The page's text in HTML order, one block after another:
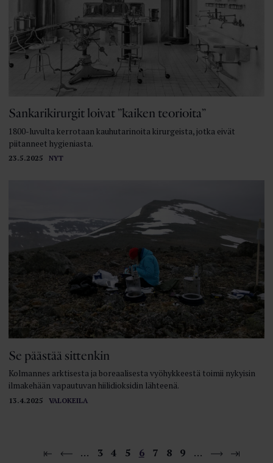
23.5.2025 NYT
Sankarikirurgit loivat ”kaiken teorioita”
1800-luvulta kerrotaan kauhutarinoita kirurgeista, jotka eivät
piitanneet hygieniasta.
13.4.2025 VALOKEILA
Se päästää sittenkin
Kolmannes arktisesta ja boreaalisesta vyöhykkeestä toimii nykyisin
ilmakehään vapautuvan hiilidioksidin lähteenä.
… 3 4 5 6 7 8 9 …